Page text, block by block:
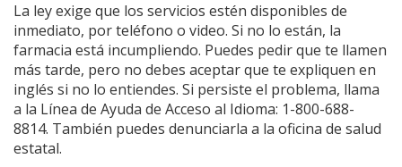
La ley exige que los servicios estén disponibles de
inmediato, por teléfono o video. Si no lo están, la
farmacia está incumpliendo. Puedes pedir que te llamen
más tarde, pero no debes aceptar que te expliquen en
inglés si no lo entiendes. Si persiste el problema, llama
a la Línea de Ayuda de Acceso al Idioma: 1-800-688-
8814. También puedes denunciarla a la oficina de salud
estatal.